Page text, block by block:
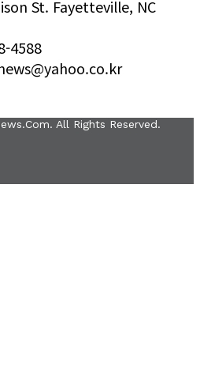
St. Fayetteville, NC
4588
All Rights Reserved.